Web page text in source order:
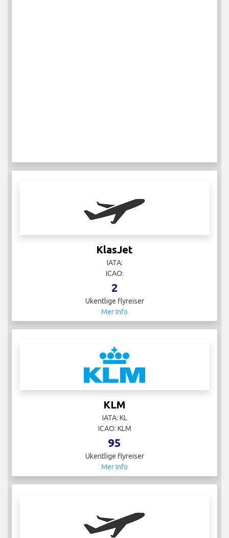
KlasJet
IATA:
ICAO:
2
Ukentlige flyreiser
Mer Info
KLM
IATA: KL
ICAO: KLM
95
Ukentlige flyreiser
Mer Info